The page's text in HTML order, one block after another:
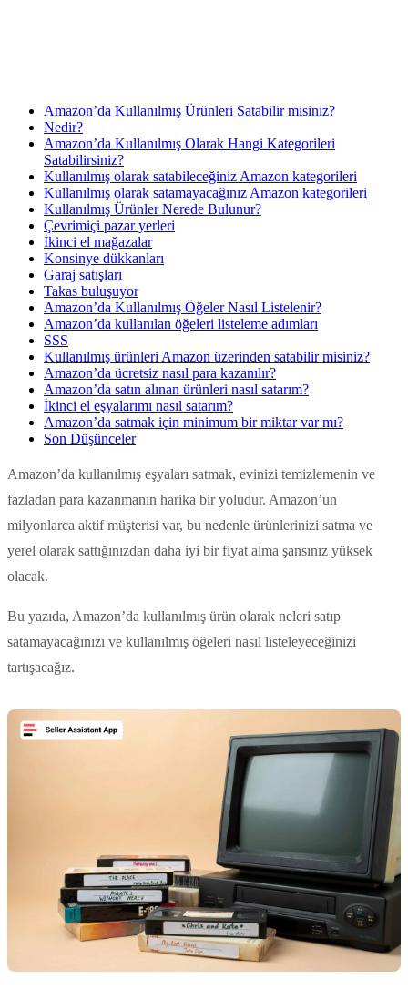
Amazon’da Kullanılmış Ürünleri Satabilir misiniz?
Nedir?
Amazon’da Kullanılmış Olarak Hangi Kategorileri
Satabilirsiniz?
Kullanılmış olarak satabileceğiniz Amazon kategorileri
Kullanılmış olarak satamayacağınız Amazon kategorileri
Kullanılmış Ürünler Nerede Bulunur?
Çevrimiçi pazar yerleri
İkinci el mağazalar
Konsinye dükkanları
Garaj satışları
Takas buluşuyor
Amazon’da Kullanılmış Öğeler Nasıl Listelenir?
Amazon’da kullanılan öğeleri listeleme adımları
SSS
Kullanılmış ürünleri Amazon üzerinden satabilir misiniz?
Amazon’da ücretsiz nasıl para kazanılır?
Amazon’da satın alınan ürünleri nasıl satarım?
İkinci el eşyalarımı nasıl satarım?
Amazon’da satmak için minimum bir miktar var mı?
Son Düşünceler
Amazon’da kullanılmış eşyaları satmak, evinizi temizlemenin ve
fazladan para kazanmanın harika bir yoludur. Amazon’un
milyonlarca aktif müşterisi var, bu nedenle ürünlerinizi satma ve
yerel olarak sattığınızdan daha iyi bir fiyat alma şansınız yüksek
olacak.
Bu yazıda, Amazon’da kullanılmış ürün olarak neleri satıp
satamayacağınızı ve kullanılmış öğeleri nasıl listeleyeceğinizi
tartışacağız.